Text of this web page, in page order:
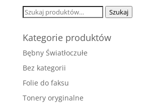
Szukaj: Szukaj
Kategorie produktów
Bębny Światłoczułe
Bez kategorii
Folie do faksu
Tonery oryginalne